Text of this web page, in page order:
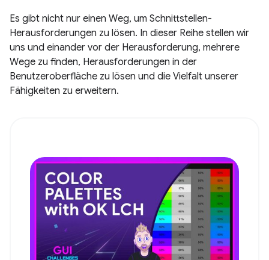
Es gibt nicht nur einen Weg, um Schnittstellen-
Herausforderungen zu lösen. In dieser Reihe stellen wir
uns und einander vor der Herausforderung, mehrere
Wege zu finden, Herausforderungen in der
Benutzeroberfläche zu lösen und die Vielfalt unserer
Fähigkeiten zu erweitern.